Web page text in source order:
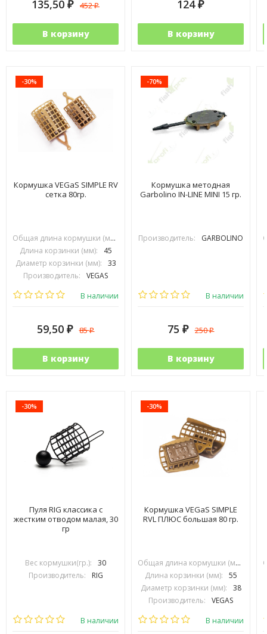
135,50 ₽ 452₽
В корзину
124 ₽
В корзину
-30%
Кормушка VEGaS SIMPLE RV
сетка 80гр.
Общая длина кормушки (мм):
Длина корзинки (мм):
45
Диаметр корзинки (мм):
33
Производитель:
VEGAS
В наличии
59,50 ₽ 85₽
В корзину
-70%
Кормушка методная
Garbolino IN-LINE MINI 15 гр.
Производитель: GARBOLINO
В наличии
75 ₽ 250₽
В корзину
-30%
Пуля RIG классика с
жестким отводом малая, 30
гр
Вес кормушки(гр.):
30
Производитель:
RIG
В наличии
-30%
Кормушка VEGaS SIMPLE
RVL ПЛЮС большая 80 гр.
Общая длина кормушки (мм):
Длина корзинки (мм):
55
Диаметр корзинки (мм):
38
Производитель:
VEGAS
В наличии